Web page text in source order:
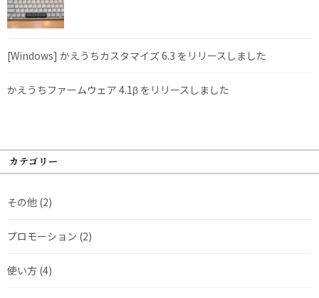
[Windows] かえうちカスタマイズ 6.3 をリリースしました
かえうちファームウェア 4.1β をリリースしました
カテゴリー
その他 (2)
プロモーション (2)
使い方 (4)